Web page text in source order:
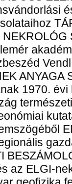
ANYAGA
1970.
az ELGI-